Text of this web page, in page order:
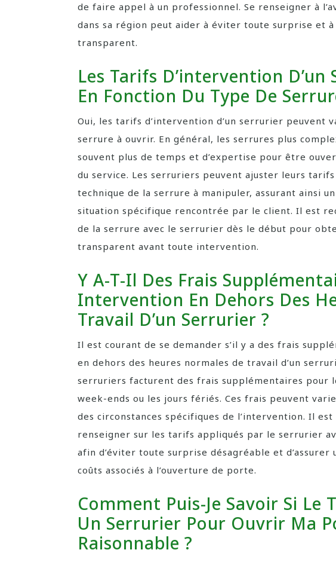
de faire appel à un professionnel. Se renseigner à
dans sa région peut aider à éviter toute surprise et à
transparent.
Les Tarifs D’intervention
En Fonction Du Type De
Oui, les tarifs d’intervention d’un serrurier peuvent
serrure à ouvrir. En général, les serrures plus
souvent plus de temps et d’expertise pour être
du service. Les serruriers peuvent ajuster leurs
technique de la serrure à manipuler, assurant ainsi
situation spécifique rencontrée par le client. Il est
de la serrure avec le serrurier dès le début pour
transparent avant toute intervention.
Y A-T-Il Des Frais
Intervention En Dehors Des
Travail D’un Serrurier ?
Il est courant de se demander s’il y a des frais
en dehors des heures normales de travail d’un
serruriers facturent des frais supplémentaires pour
week-ends ou les jours fériés. Ces frais peuvent
des circonstances spécifiques de l’intervention. Il est
renseigner sur les tarifs appliqués par le serrurier
afin d’éviter toute surprise désagréable et
coûts associés à l’ouverture de porte.
Comment Puis-Je Savoir Si Le
Un Serrurier Pour Ouvrir Ma
Raisonnable ?